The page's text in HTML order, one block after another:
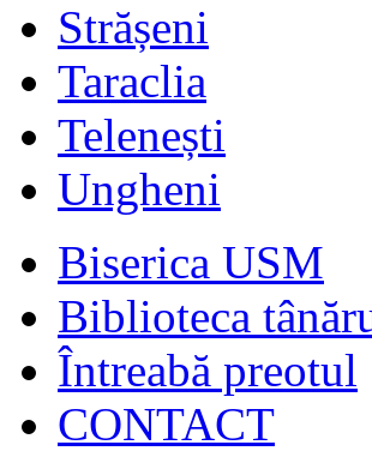
Strășeni
Taraclia
Telenești
Ungheni
Biserica USM
Biblioteca
Întreabă preotul
CONTACT